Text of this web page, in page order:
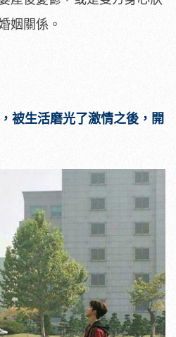
姻關係。
被生活磨光了激情之後，開